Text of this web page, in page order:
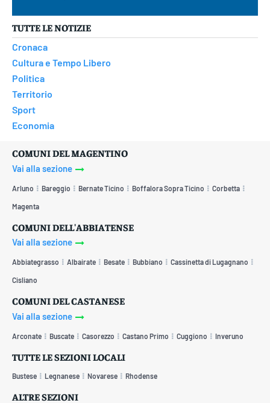
TUTTE LE NOTIZIE
Cronaca
Cultura e Tempo Libero
Politica
Territorio
Sport
Economia
COMUNI DEL MAGENTINO
Vai alla sezione
Arluno Bareggio Bernate Ticino Boffalora Sopra Ticino Corbetta
Magenta
COMUNI DELL'ABBIATENSE
Vai alla sezione
Abbiategrasso Albairate Besate Bubbiano Cassinetta di Lugagnano
Cisliano
COMUNI DEL CASTANESE
Vai alla sezione
Arconate Buscate Casorezzo Castano Primo Cuggiono Inveruno
TUTTE LE SEZIONI LOCALI
Bustese Legnanese Novarese Rhodense
ALTRE SEZIONI